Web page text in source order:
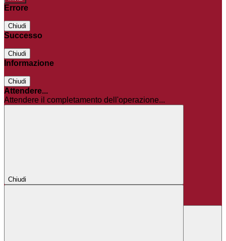
Errore
Chiudi
Successo
Chiudi
Informazione
Chiudi
Attendere...
Attendere il completamento dell'operazione...
Chiudi